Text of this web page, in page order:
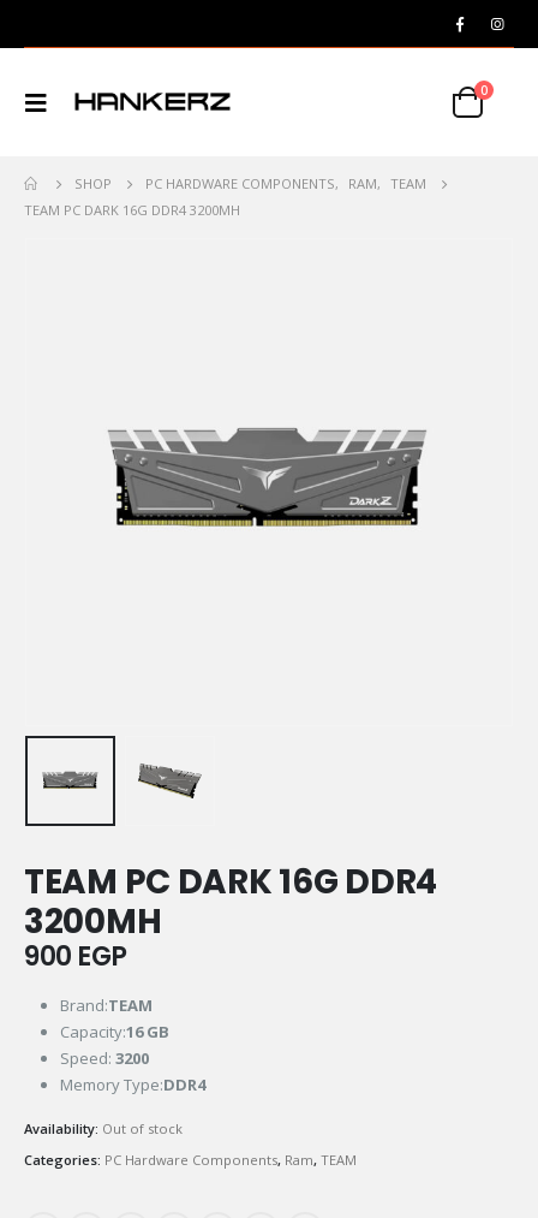
0
SHOP PC HARDWARE COMPONENTS, RAM, TEAM
TEAM PC DARK 16G DDR4 3200MH
TEAM PC DARK 16G DDR4
3200MH
900 EGP
Brand:TEAM
Capacity:16 GB
Speed: 3200
Memory Type:DDR4
Availability: Out of stock
Categories: PC Hardware Components, Ram, TEAM